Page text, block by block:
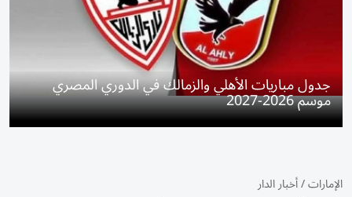
جدول مباريات الأهلي والزمالك في الدوري المصري
موسم 2026-2027
الإمارات/أخبار الدار